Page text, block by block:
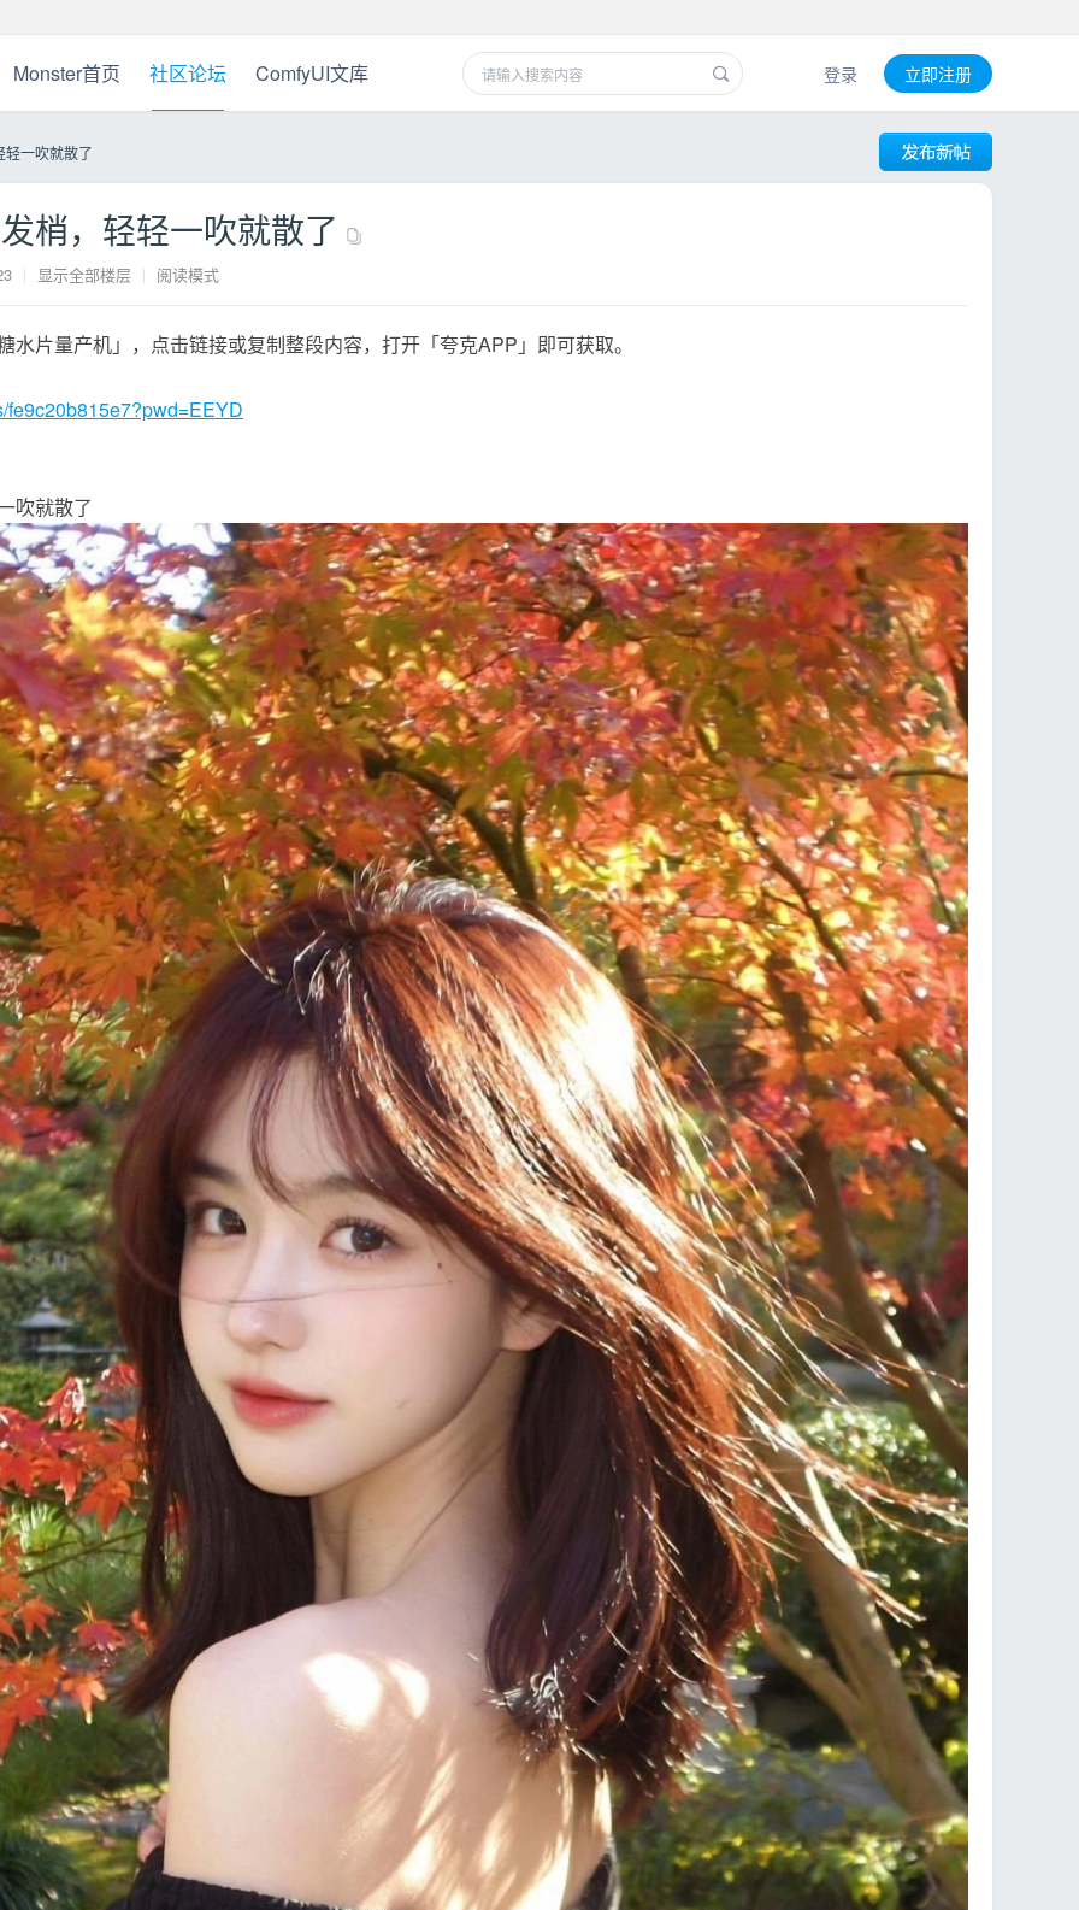
Monster首页 社区论坛 ComfyUI文库 登录 立即注册
轻一吹就散了
梢，轻轻一吹就散了
| 显示全部楼层 | 阅读模式
水片量产机」，点击链接或复制整段内容，打开「夸克APP」即可获取。
fe9c20b815e7?pwd=EEYD
吹就散了